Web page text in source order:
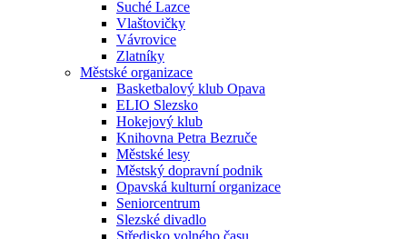
Suché Lazce
Vlaštovičky
Vávrovice
Zlatníky
Městské organizace
Basketbalový klub Opava
ELIO Slezsko
Hokejový klub
Knihovna Petra Bezruče
Městské lesy
Městský dopravní podnik
Opavská kulturní organizace
Seniorcentrum
Slezské divadlo